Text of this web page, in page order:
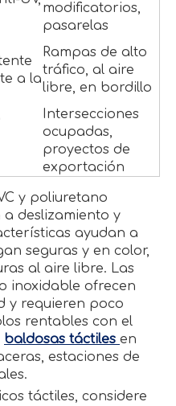
modificatorios,
pasarelas
a la
Rampas de alto
tráfico, al aire
libre, en bordillo
Intersecciones
ocupadas,
proyectos de
exportación
y poliuretano
deslizamiento y
ayudan a
seguras y en color,
al aire libre. Las
inoxidable ofrecen
y requieren poco
rentables con el
baldosas táctiles en
estaciones de
táctiles, considere